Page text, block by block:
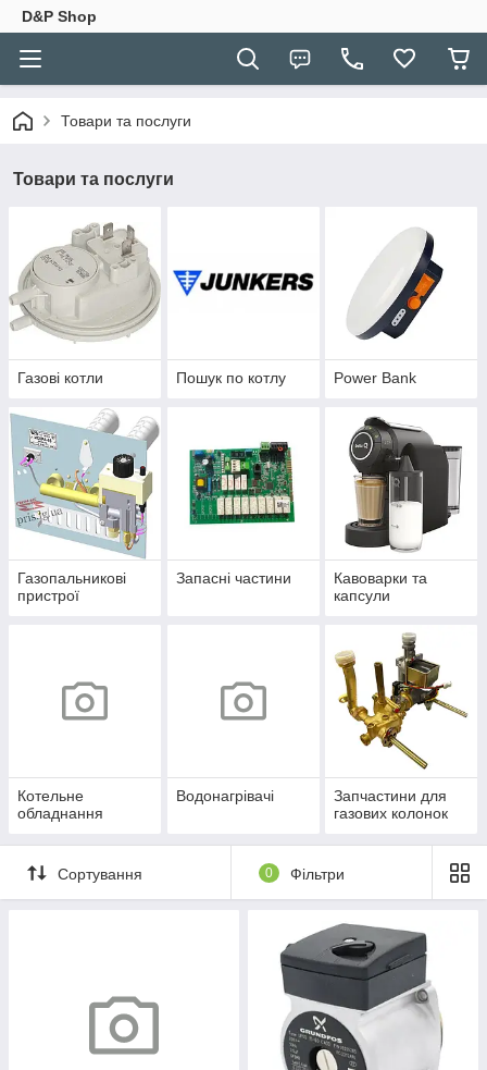
D&P Shop
Товари та послуги
Товари та послуги
Газові котли Пошук по котлу Power Bank
Газопальникові
пристрої
Запасні частини
Кавоварки та
капсули
Котельне
обладнання
Водонагрівачі
Запчастини для
газових колонок
Сортування 0 Фільтри